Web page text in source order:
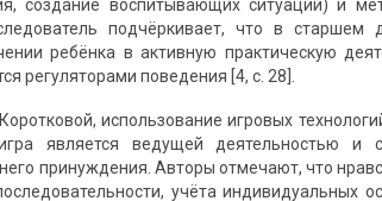
создание воспитывающих ситуаций) и
подчёркивает, что в старшем
ребёнка в активную практическую
регуляторами поведения [4, с. 28].
использование игровых
является ведущей деятельностью и
принуждения. Авторы отмечают, что
учёта индивидуальных